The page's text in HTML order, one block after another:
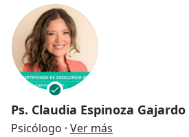
Ps. Claudia Espinoza Gajardo
Psicólogo · Ver más